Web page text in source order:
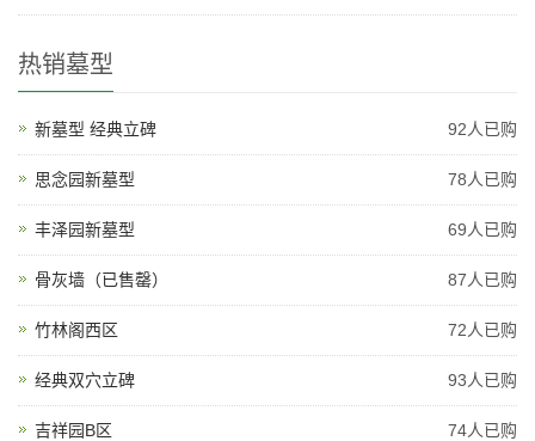
热销墓型
新墓型 经典立碑 92人已购
思念园新墓型 78人已购
丰泽园新墓型 69人已购
骨灰墙（已售罄） 87人已购
竹林阁西区 72人已购
经典双穴立碑 93人已购
吉祥园B区 74人已购